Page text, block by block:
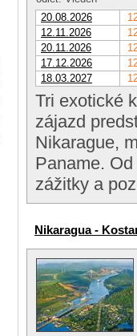
20.08.2026
12.11.2026
20.11.2026
17.12.2026
18.03.2027
Tri exotické
zájazd
Nikarague,
Paname.
zážitky a
Nikaragua -